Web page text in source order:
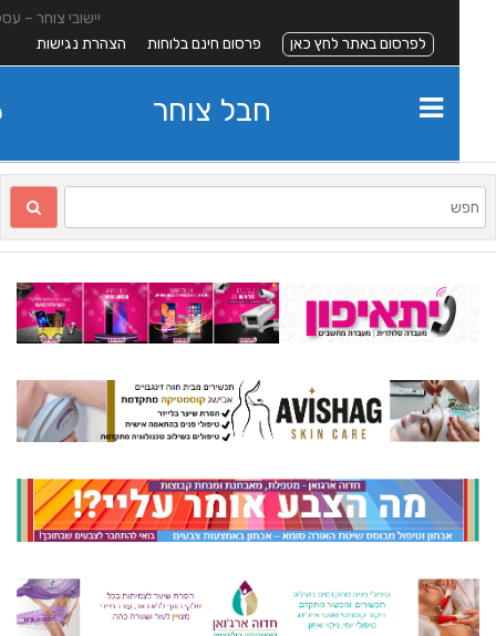
יישובי צוחר –
לפרסום באתר לחץ כאן
פרסום חינם בלוחות הצהרת נגישות
חבל צוחר